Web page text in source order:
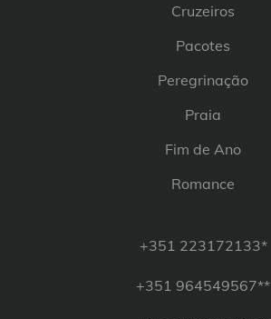
Cruzeiros
Pacotes
Peregrinação
Praia
Fim de Ano
Romance
+351 223172133*
+351 964549567**